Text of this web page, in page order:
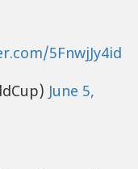
5FnwjJy4id
June 5,